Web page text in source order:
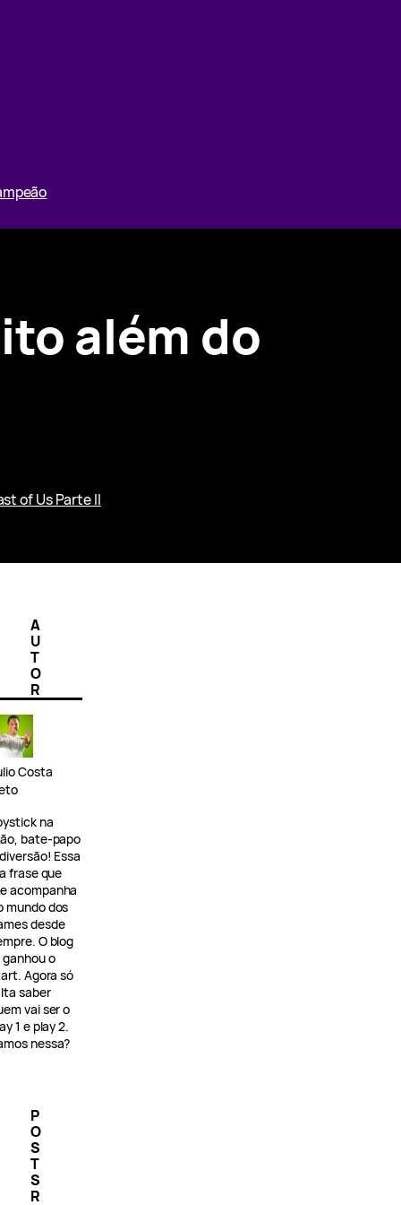
além do
of Us Parte II
A
U
T
O
R
Costa
na
bate-papo
Essa
frase que
acompanha
mundo dos
desde
O blog
ganhou o
Agora só
saber
vai ser o
1 e play 2.
nessa?
P
O
S
T
S
R